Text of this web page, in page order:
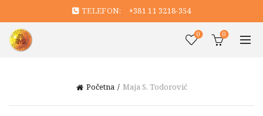
TELEFON: +381 11 3218-354
0 0
Početna Maja S. Todorović